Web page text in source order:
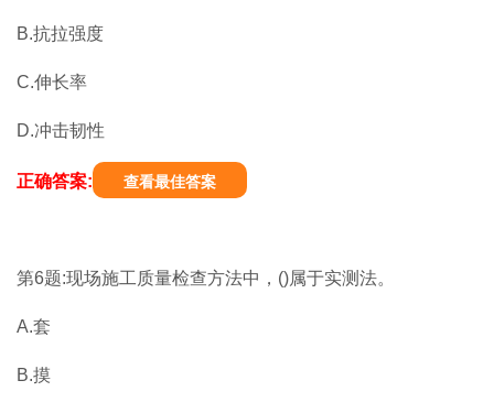
B.抗拉强度
C.伸长率
D.冲击韧性
正确答案: 查看最佳答案
第6题:现场施工质量检查方法中，()属于实测法。
A.套
B.摸